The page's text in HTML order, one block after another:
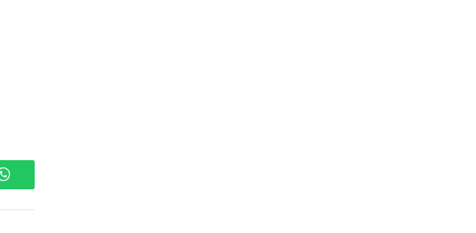
WhatsApp